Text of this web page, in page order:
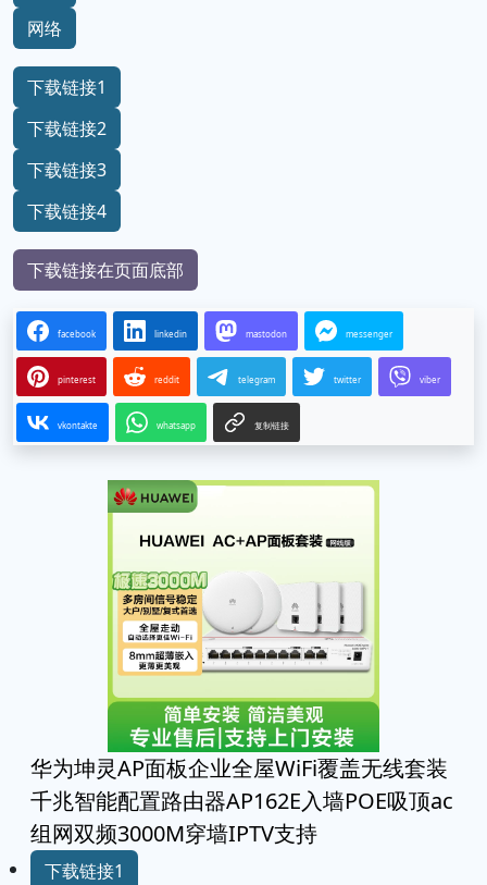
网络
下载链接1
下载链接2
下载链接3
下载链接4
下载链接在页面底部
facebook linkedin mastodon messenger
pinterest reddit telegram twitter viber
vkontakte whatsapp 复制链接
华为坤灵AP面板企业全屋WiFi覆盖无线套装
千兆智能配置路由器AP162E入墙POE吸顶ac
组网双频3000M穿墙IPTV支持
下载链接1